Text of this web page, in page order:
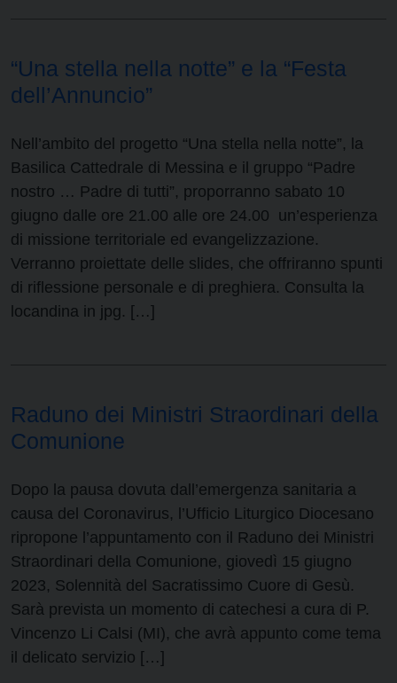
“Una stella nella notte” e la “Festa
dell’Annuncio”
Nell’ambito del progetto “Una stella nella notte”, la
Basilica Cattedrale di Messina e il gruppo “Padre
nostro … Padre di tutti”, proporranno sabato 10
giugno dalle ore 21.00 alle ore 24.00 un’esperienza
di missione territoriale ed evangelizzazione.
Verranno proiettate delle slides, che offriranno spunti
di riflessione personale e di preghiera. Consulta la
locandina in jpg. […]
Raduno dei Ministri Straordinari della
Comunione
Dopo la pausa dovuta dall’emergenza sanitaria a
causa del Coronavirus, l’Ufficio Liturgico Diocesano
ripropone l’appuntamento con il Raduno dei Ministri
Straordinari della Comunione, giovedì 15 giugno
2023, Solennità del Sacratissimo Cuore di Gesù.
Sarà prevista un momento di catechesi a cura di P.
Vincenzo Li Calsi (MI), che avrà appunto come tema
il delicato servizio […]